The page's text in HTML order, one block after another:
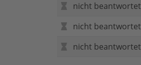
nicht beantwortet
nicht beantwortet
nicht beantwortet